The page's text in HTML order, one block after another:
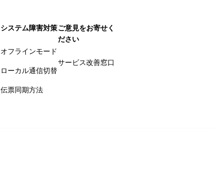
システム障害対策
オフラインモード
ローカル通信切替
伝票同期方法
ご意見をお寄せく
ださい
サービス改善窓口